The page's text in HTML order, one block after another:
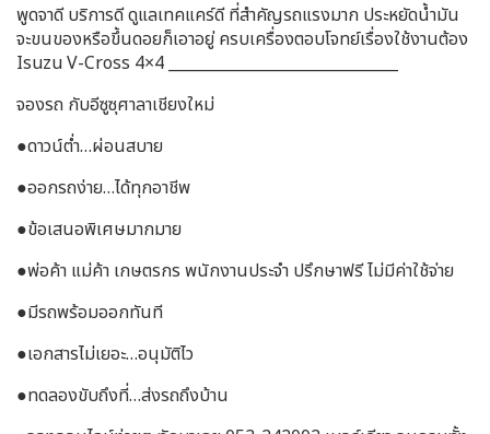
พูดจาดี บริการดี ดูแลเทคแคร์ดี ที่สำคัญรถแรงมาก ประหยัดน้ำมัน
จะขนของหรือขึ้นดอยก็เอาอยู่ ครบเครื่องตอบโจทย์เรื่องใช้งานต้อง
Isuzu V-Cross 4×4 ______________________________
จองรถ กับอีซูซุศาลาเชียงใหม่
●ดาวน์ต่ำ…ผ่อนสบาย
●ออกรถง่าย…ได้ทุกอาชีพ
●ข้อเสนอพิเศษมากมาย
●พ่อค้า แม่ค้า เกษตรกร พนักงานประจำ ปรึกษาฟรี ไม่มีค่าใช้จ่าย
●มีรถพร้อมออกทันที
●เอกสารไม่เยอะ…อนุมัติไว
●ทดลองขับถึงที่…ส่งรถถึงบ้าน